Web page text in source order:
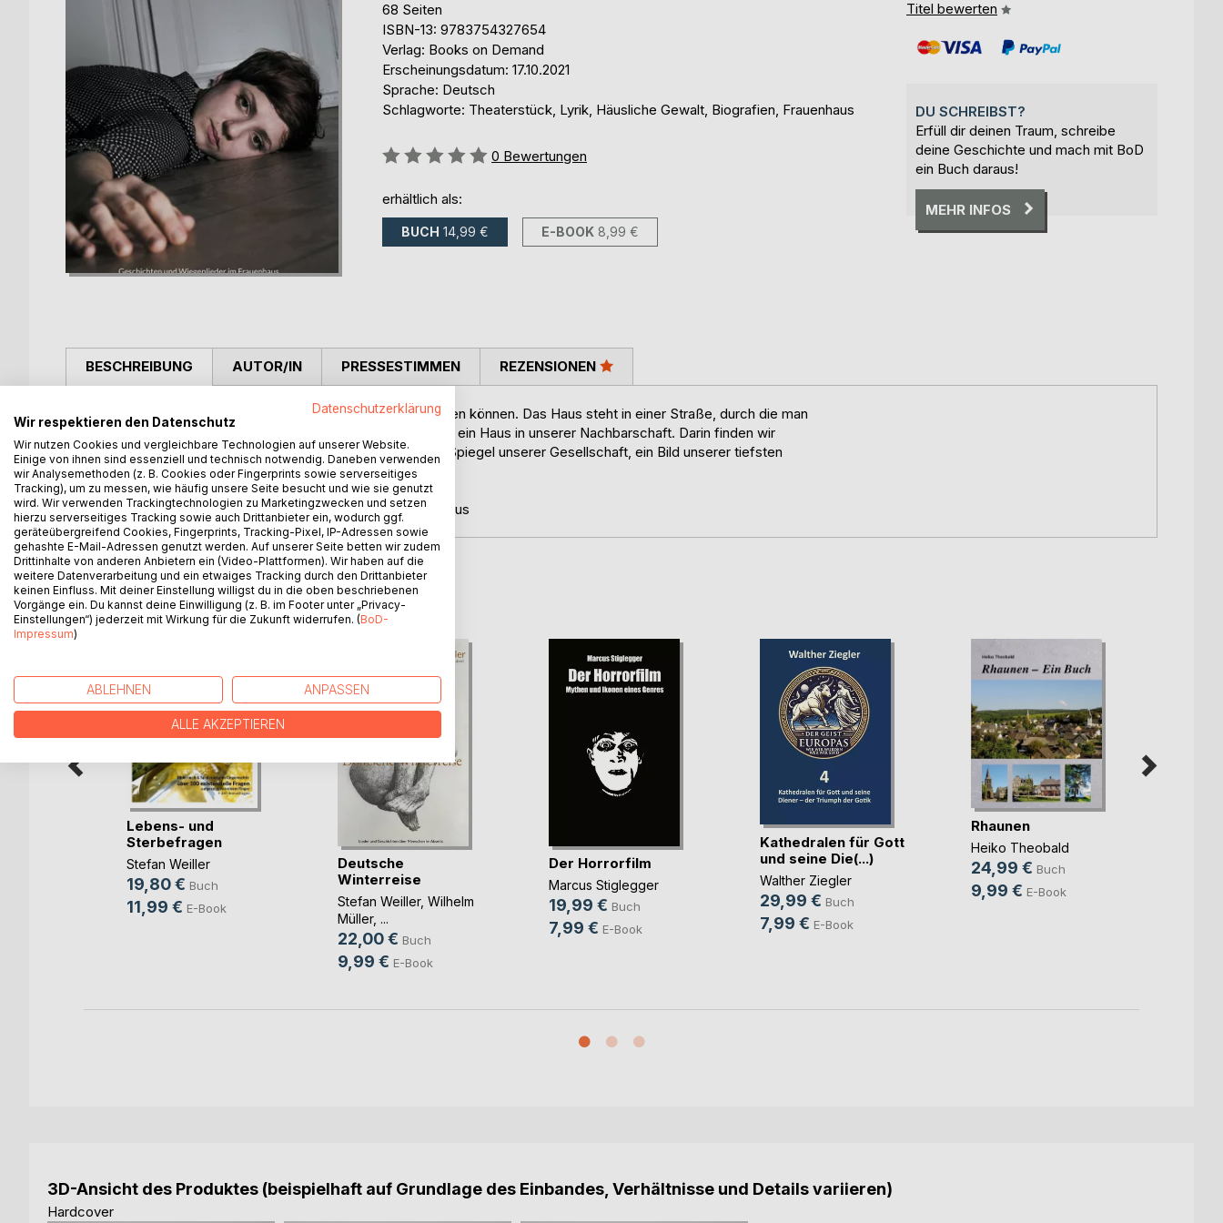
68 Seiten
ISBN-13: 9783754327654
Verlag: Books on Demand
Erscheinungsdatum: 17.10.2021
Sprache: Deutsch
Schlagworte: Theaterstück, Lyrik, Häusliche Gewalt, Biografien, Frauenhaus
Bewertung::
0 Bewertungen
erhältlich als:
BUCH 14,99 € E-BOOK 8,99 €
Titel bewerten
DU SCHREIBST?
Erfüll dir deinen Traum, schreibe
deine Geschichte und mach mit BoD
ein Buch daraus!
MEHR INFOS
BESCHREIBUNG
Da ist ein Haus. Darin wohnen Menschen, die nicht schlafen können. Das Haus steht in einer Straße, durch die man
eilig fährt, in der man aber lieber nicht verweilen will. Es ist ein Haus in unserer Nachbarschaft. Darin finden wir
unsere Mütter, unsere Schwestern, unsere Kinder, einen Spiegel unserer Gesellschaft, ein Bild unserer tiefsten
Nacht - und alte Lieder einer ewigen Sehnsucht.
Nachtgeschichten, Abend- und Wiegenlieder im Frauenhaus
AUTOR/IN PRESSESTIMMEN REZENSIONEN
WEITERE TITEL BEIBoD
Lebens- und
Sterbefragen
Stefan Weiller
19,80 € Buch
11,99 € E-Book
Deutsche
Winterreise
Stefan Weiller, Wilhelm
Müller, ...
22,00 € Buch
9,99 € E-Book
Der Horrorfilm
Marcus Stiglegger
19,99 € Buch
7,99 € E-Book
Kathedralen für Gott
und seine Die(...)
Walther Ziegler
29,99 € Buch
7,99 € E-Book
Rhaunen
Heiko Theobald
24,99 € Buch
9,99 € E-Book
3D-Ansicht des Produktes (beispielhaft auf Grundlage des Einbandes, Verhältnisse und Details variieren)
Hardcover
Datenschutzerklärung
Wir respektieren den Datenschutz
Wir nutzen Cookies und vergleichbare Technologien auf unserer Website.
Einige von ihnen sind essenziell und technisch notwendig. Daneben verwenden
wir Analysemethoden (z. B. Cookies oder Fingerprints sowie serverseitiges
Tracking), um zu messen, wie häufig unsere Seite besucht und wie sie genutzt
wird. Wir verwenden Trackingtechnologien zu Marketingzwecken und setzen
hierzu serverseitiges Tracking sowie auch Drittanbieter ein, wodurch ggf.
geräteübergreifend Cookies, Fingerprints, Tracking-Pixel, IP-Adressen sowie
gehashte E-Mail-Adressen genutzt werden. Auf unserer Seite betten wir zudem
Drittinhalte von anderen Anbietern ein (Video-Plattformen). Wir haben auf die
weitere Datenverarbeitung und ein etwaiges Tracking durch den Drittanbieter
keinen Einfluss. Mit deiner Einstellung willigst du in die oben beschriebenen
Vorgänge ein. Du kannst deine Einwilligung (z. B. im Footer unter „Privacy-
Einstellungen“) jederzeit mit Wirkung für die Zukunft widerrufen. (BoD-
Impressum)
ABLEHNEN ANPASSEN
ALLE AKZEPTIEREN